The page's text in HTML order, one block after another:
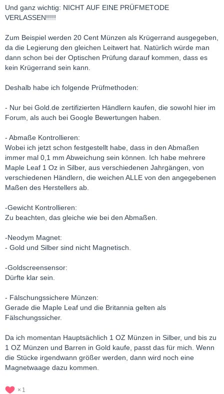
Und ganz wichtig: NICHT AUF EINE PRÜFMETODE
VERLASSEN!!!!!
Zum Beispiel werden 20 Cent Münzen als Krügerrand ausgegeben,
da die Legierung den gleichen Leitwert hat. Natürlich würde man
dann schon bei der Optischen Prüfung darauf kommen, dass es
kein Krügerrand sein kann.
Deshalb habe ich folgende Prüfmethoden:
- Nur bei Gold.de zertifizierten Händlern kaufen, die sowohl hier im
Forum, als auch bei Google Bewertungen haben.
- Abmaße Kontrollieren:
Wobei ich jetzt schon festgestellt habe, dass in den Abmaßen
immer mal 0,1 mm Abweichung sein können. Ich habe mehrere
Maple Leaf 1 Oz in Silber, aus verschiedenen Jahrgängen, von
verschiedenen Händlern, die weichen ALLE von den angegebenen
Maßen des Herstellers ab.
-Gewicht Kontrollieren:
Zu beachten, das gleiche wie bei den Abmaßen.
-Neodym Magnet:
- Gold und Silber sind nicht Magnetisch.
-Goldscreensensor:
Dürfte klar sein.
- Fälschungssichere Münzen:
Gerade die Maple Leaf und die Britannia gelten als
Fälschungssicher.
Da ich momentan Hauptsächlich 1 OZ Münzen in Silber, und bis zu
1 OZ Münzen und Barren in Gold kaufe, passt das für mich. Wenn
die Stücke irgendwann größer werden, dann wird noch eine
Magnetwaage dazu kommen.
1